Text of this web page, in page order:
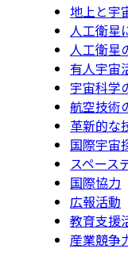
地上と宇
人工衛星
人工衛星
有人宇宙
宇宙科学
航空技術
革新的な
国際宇宙
スペース
国際協力
広報活動
教育支援
産業競争